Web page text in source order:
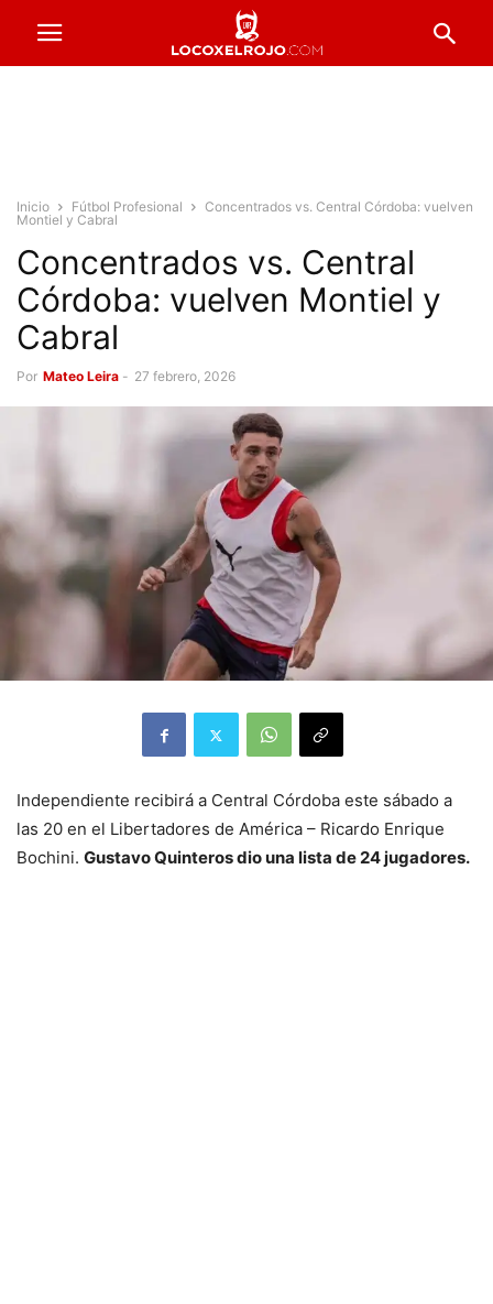
Inicio Fútbol Profesional
Concentrados vs. Central Córdoba: vuelven
Montiel y Cabral
Concentrados vs. Central
Córdoba: vuelven Montiel y
Cabral
Por Mateo Leira - 27 febrero, 2026
Independiente recibirá a Central Córdoba este sábado a
las 20 en el Libertadores de América – Ricardo Enrique
Bochini. Gustavo Quinteros dio una lista de 24 jugadores.